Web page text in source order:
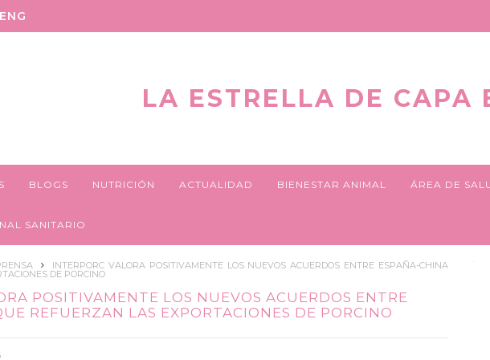
LA ESTRELLA DE CAPA
BLOGS NUTRICIÓN ACTUALIDAD BIENESTAR ANIMAL ÁREA DE
SANITARIO
INTERPORC VALORA POSITIVAMENTE LOS NUEVOS ACUERDOS ENTRE ESPAÑA-CHINA
DE PORCINO
POSITIVAMENTE LOS NUEVOS ACUERDOS ENTRE
REFUERZAN LAS EXPORTACIONES DE PORCINO